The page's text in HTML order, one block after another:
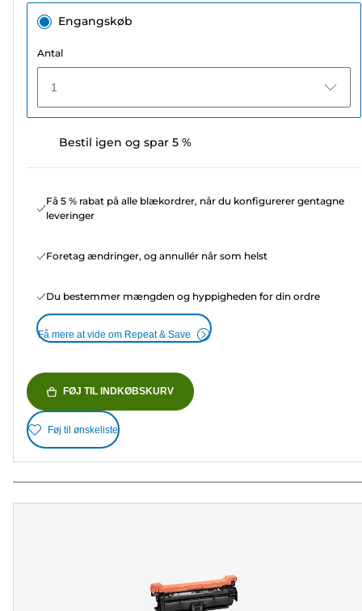
Engangskøb
Antal
1
Bestil igen og spar 5 %
Få 5 % rabat på alle blækordrer, når du konfigurerer gentagne
leveringer
Foretag ændringer, og annullér når som helst
Du bestemmer mængden og hyppigheden for din ordre
Få mere at vide om Repeat & Save
FØJ TIL INDKØBSKURV
Føj til ønskeliste